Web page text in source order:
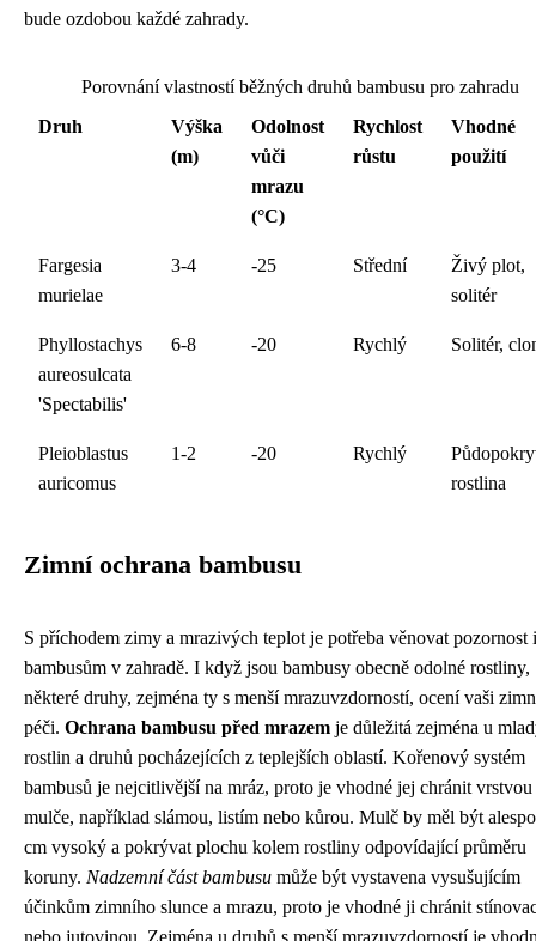
bude ozdobou každé zahrady.
Porovnání vlastností běžných druhů bambusu pro zahradu
Druh
Výška
(m)
Odolnost
vůči
mrazu
(°C)
Rychlost
růstu
Vhodné
použití
Fargesia
murielae
3-4 -25 Střední
Živý plot,
solitér
Phyllostachys
aureosulcata
'Spectabilis'
6-8 -20 Rychlý Solitér,
Pleioblastus
auricomus
1-2 -20 Rychlý
rostlina
Zimní ochrana bambusu
S příchodem zimy a mrazivých teplot je potřeba věnovat pozornost i
bambusům v zahradě. I když jsou bambusy obecně odolné rostliny,
některé druhy, zejména ty s menší mrazuvzdorností, ocení vaši
péči. Ochrana bambusu před mrazem je důležitá zejména u
rostlin a druhů pocházejících z teplejších oblastí. Kořenový systém
bambusů je nejcitlivější na mráz, proto je vhodné jej chránit vrstvou
mulče, například slámou, listím nebo kůrou. Mulč by měl být
cm vysoký a pokrývat plochu kolem rostliny odpovídající průměru
koruny. Nadzemní část bambusu může být vystavena vysušujícím
účinkům zimního slunce a mrazu, proto je vhodné ji chránit
nebo jutovinou. Zejména u druhů s menší mrazuvzdorností je